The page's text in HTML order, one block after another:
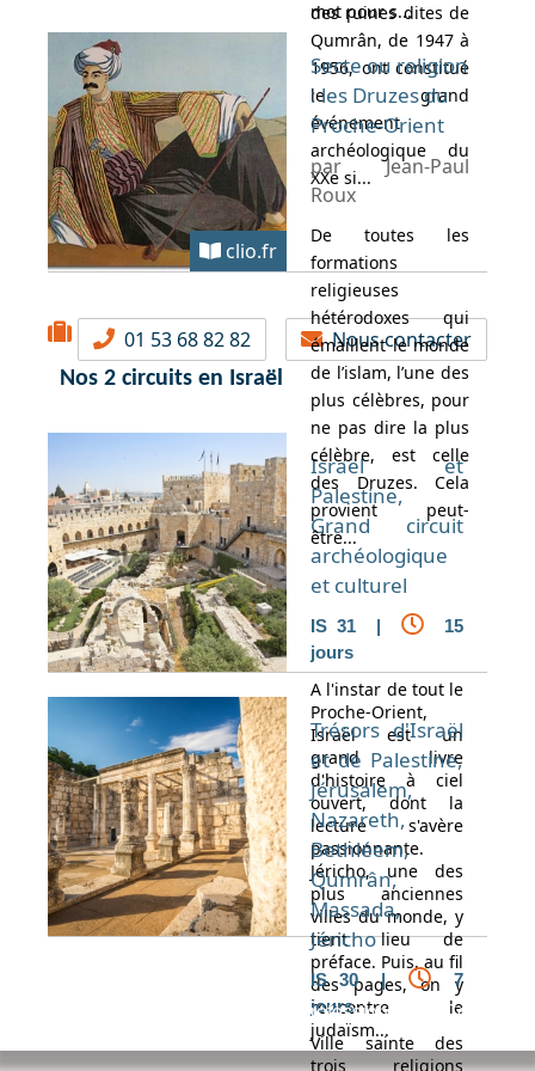
mot pour s...
des ruines dites de
Qumrân, de 1947 à
1956, ont constitué
le grand
événement
archéologique du
XXe si...
clio.fr
Secte ou religion
: les Druzes du
Proche-Orient
par Jean-Paul
Roux
De toutes les
formations
religieuses
hétérodoxes qui
émaillent le monde
de l’islam, l’une des
plus célèbres, pour
ne pas dire la plus
célèbre, est celle
des Druzes. Cela
provient peut-
être...
01 53 68 82 82 Nous contacter
Nos 2 circuits en Israël
Israël et
Palestine,
Grand circuit
archéologique
et culturel
IS 31 |
15
jours
A l'instar de tout le
Proche-Orient,
Israël est un
grand livre
d'histoire à ciel
ouvert, dont la
lecture s'avère
passionnante.
Jéricho, une des
plus anciennes
villes du monde, y
tient lieu de
préface. Puis, au fil
des pages, on y
rencontre le
judaïsm...
Trésors d'Israël
et de Palestine,
Jérusalem,
Nazareth,
Bethléem,
Qumrân,
Massada,
Jéricho
IS 30 |
7
jours
Ville sainte des
trois religions
Espace professionnel Contact